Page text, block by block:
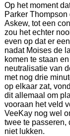
Op het moment
Parker
Askew, tot een
zou het echter
even op dat er
nadat Moises de
komen te staan
neutralisatie van
met nog drie
op elkaar zat,
dit allemaal om
vooraan het veld
VeeKay nog wel
twee te passeren,
niet lukken.